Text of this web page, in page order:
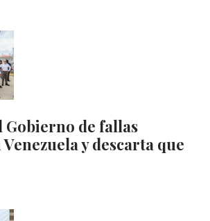
Gobierno de fallas
y descarta que